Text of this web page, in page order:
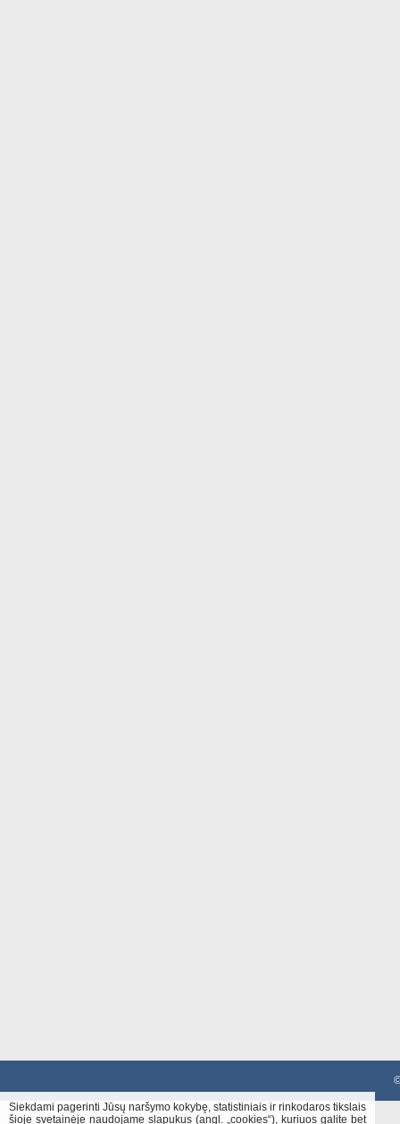
Siekdami pagerinti Jūsų naršymo kokybę, statistiniais ir rinkodaros tikslais
šioje svetainėje naudojame slapukus (angl. „cookies“), kuriuos galite bet